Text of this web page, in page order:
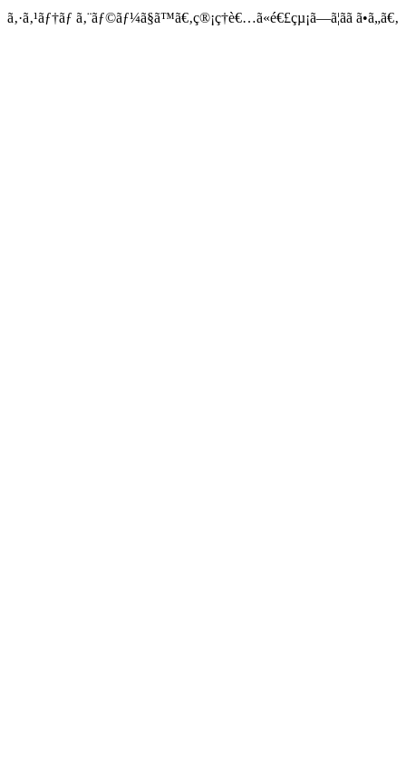
ã‚·ã‚¹ãƒ†ãƒ ã‚¨ãƒ©ãƒ¼ã§ã™ã€‚ç®¡ç†è€…ã«é€£çµ¡ã—ã¦ãã ã•ã„ã€‚